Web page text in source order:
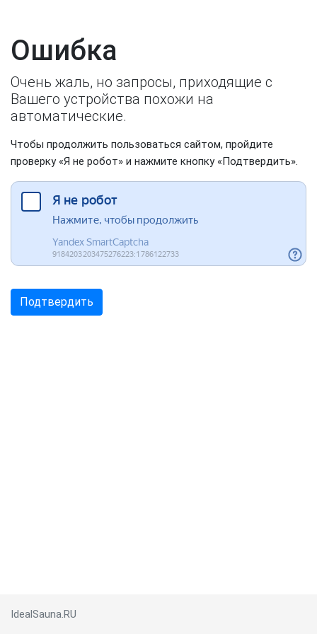
Ошибка
Очень жаль, но запросы, приходящие с
Вашего устройства похожи на
автоматические.
Чтобы продолжить пользоваться сайтом, пройдите
проверку «Я не робот» и нажмите кнопку «Подтвердить».
IdealSauna.RU